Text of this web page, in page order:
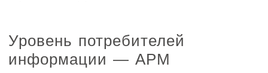
Уровень потребителей
информации — АРМ